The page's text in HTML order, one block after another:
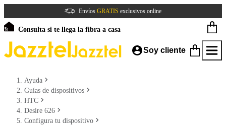
Envíos GRATIS exclusivos online
Consulta si te llega la fibra a casa
Soy cliente
Ayuda
Guías de dispositivos
HTC
Desire 626
Configura tu dispositivo